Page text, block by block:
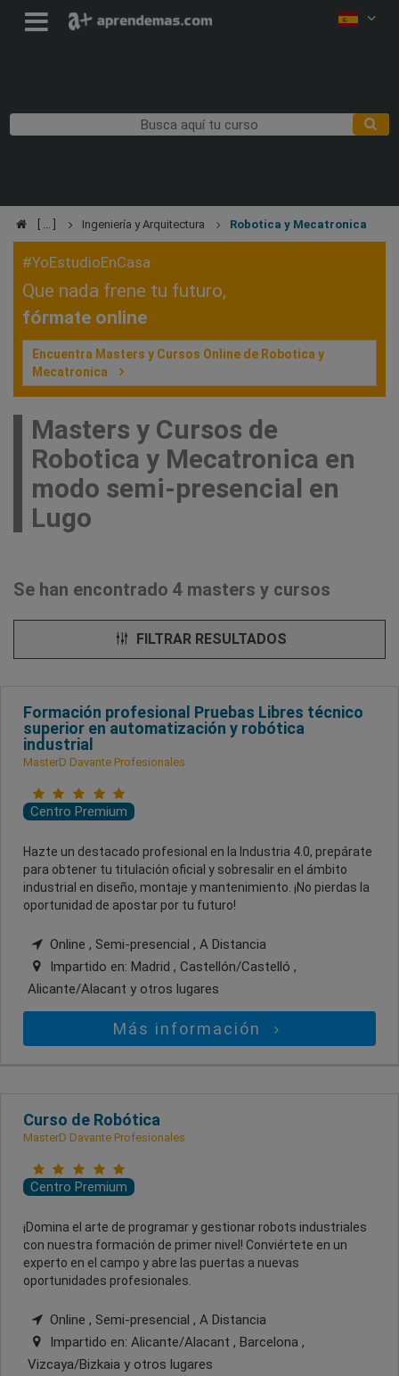
Ingeniería y Arquitectura Robotica y Mecatronica
#YoEstudioEnCasa
Que nada frene tu futuro,
fórmate online
Encuentra Masters y Cursos Online de Robotica y
Mecatronica
Masters y Cursos de
Robotica y Mecatronica en
modo semi-presencial en
Lugo
Se han encontrado 4 masters y cursos
FILTRAR RESULTADOS
Formación profesional Pruebas Libres técnico
superior en automatización y robótica
industrial
MasterD Davante Profesionales
Centro Premium
Hazte un destacado profesional en la Industria 4.0, prepárate
para obtener tu titulación oficial y sobresalir en el ámbito
industrial en diseño, montaje y mantenimiento. ¡No pierdas la
oportunidad de apostar por tu futuro!
Online , Semi-presencial , A Distancia
Impartido en: Madrid , Castellón/Castelló ,
Alicante/Alacant y otros lugares
Más información
Curso de Robótica
MasterD Davante Profesionales
Centro Premium
¡Domina el arte de programar y gestionar robots industriales
con nuestra formación de primer nivel! Conviértete en un
experto en el campo y abre las puertas a nuevas
oportunidades profesionales.
Online , Semi-presencial , A Distancia
Impartido en: Alicante/Alacant , Barcelona ,
Vizcaya/Bizkaia y otros lugares